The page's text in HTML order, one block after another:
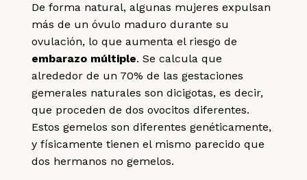
De forma natural, algunas mujeres expulsan
más de un óvulo maduro durante su
ovulación, lo que aumenta el riesgo de
embarazo múltiple. Se calcula que
alrededor de un 70% de las gestaciones
gemerales naturales son dicigotas, es decir,
que proceden de dos ovocitos diferentes.
Estos gemelos son diferentes genéticamente,
y físicamente tienen el mismo parecido que
dos hermanos no gemelos.